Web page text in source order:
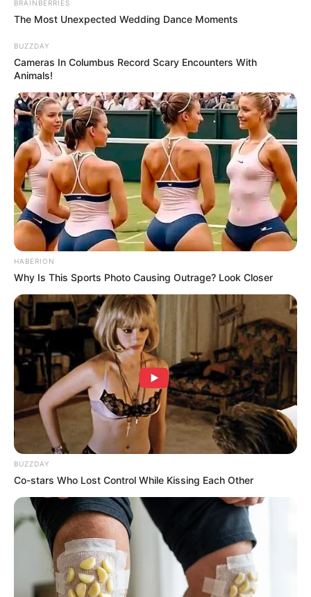
เป็นต้น ดังนั้นท่านที่เกิดปีขาล ต้องใช้ชีวิตอย่างระมัดระวัง
และมีสติมากๆ ก็จะช่วยให้ก้าวผ่านปี 2559 ได้อย่าง
ปลอดภัย
ด้านการงาน
ปีนี้การงานให้ระมัดระวังเรื่องเอกสาร สัญญา จะทำให้เกิด
ความเสียหายมาก อาจจะทำให้เกิดคดีความขึ้นมาได้ อีกทั้ง
ให้ระมัดระวังการเข้าหาผู้ใหญ่ เนื่องจากปีนี้ท่านมีโอกาสขัด
แย้งกับผู้ใหญ่อย่างหนัก
ด้านโชคลาภการเงิน
ปีนี้ให้ระวังเสียเงินก้อนใหญ่จากเหตุไม่คาดฝัน เช่น
อุบัติเหตุ คดีความ เป็นต้น และให้ระมัดระวัง การลงทุน
ใหญ่ๆ เพราะปีนี้ท่านอาจตัดสินใจผิดพลาดได้ง่าย เดือนที่
อาจพบปัญหา คือ เดือนมีนาคม สิงหาคม กรกฎาคม และ
กันยายน อย่าใช้จ่ายฟุ่มเฟือย และระวังการถูกยืมเงินแล้ว
อาจไม่ได้คืน
BRAINBERRIES
The Most Unexpected Wedding Dance Moments
BUZZDAY
Cameras In Columbus Record Scary Encounters With
Animals!
HABERION
Why Is This Sports Photo Causing Outrage? Look Closer
BUZZDAY
Co-stars Who Lost Control While Kissing Each Other